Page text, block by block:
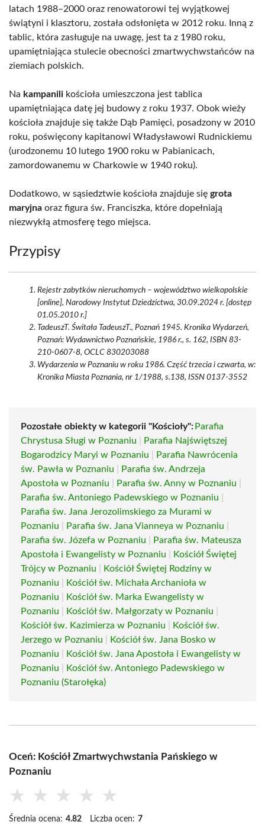
latach 1988–2000 oraz renowatorowi tej wyjątkowej
świątyni i klasztoru, została odsłonięta w 2012 roku. Inną z
tablic, która zasługuje na uwagę, jest ta z 1980 roku,
upamiętniająca stulecie obecności zmartwychwstańców na
ziemiach polskich.
Na kampanili kościoła umieszczona jest tablica
upamiętniająca datę jej budowy z roku 1937. Obok wieży
kościoła znajduje się także Dąb Pamięci, posadzony w 2010
roku, poświęcony kapitanowi Władysławowi Rudnickiemu
(urodzonemu 10 lutego 1900 roku w Pabianicach,
zamordowanemu w Charkowie w 1940 roku).
Dodatkowo, w sąsiedztwie kościoła znajduje się grota
maryjna oraz figura św. Franciszka, które dopełniają
niezwykłą atmosferę tego miejsca.
Przypisy
Rejestr zabytków nieruchomych – województwo wielkopolskie
[online], Narodowy Instytut Dziedzictwa, 30.09.2024 r. [dostęp
01.05.2010 r.]
TadeuszT. Świtała TadeuszT., Poznań 1945. Kronika Wydarzeń,
Poznań: Wydawnictwo Poznańskie, 1986 r., s. 162, ISBN 83-
210-0607-8, OCLC 830203088
Wydarzenia w Poznaniu w roku 1986. Część trzecia i czwarta, w:
Kronika Miasta Poznania, nr 1/1988, s.138, ISSN 0137-3552
Pozostałe obiekty w kategorii "Kościoły": Parafia
Chrystusa Sługi w Poznaniu
Parafia Najświętszej
Bogarodzicy Maryi w Poznaniu
Parafia Nawrócenia
św. Pawła w Poznaniu
Parafia św. Andrzeja
Apostoła w Poznaniu
Parafia św. Anny w Poznaniu
Parafia św. Antoniego Padewskiego w Poznaniu
Parafia św. Jana Jerozolimskiego za Murami w
Poznaniu
Parafia św. Jana Vianneya w Poznaniu
Parafia św. Józefa w Poznaniu
Parafia św. Mateusza
Apostoła i Ewangelisty w Poznaniu
Kościół Świętej
Trójcy w Poznaniu
Kościół Świętej Rodziny w
Poznaniu
Kościół św. Michała Archanioła w
Poznaniu
Kościół św. Marka Ewangelisty w
Poznaniu
Kościół św. Małgorzaty w Poznaniu
Kościół św. Kazimierza w Poznaniu
Kościół św.
Jerzego w Poznaniu
Kościół św. Jana Bosko w
Poznaniu
Kościół św. Jana Apostoła i Ewangelisty w
Poznaniu
Kościół św. Antoniego Padewskiego w
Poznaniu (Starołęka)
Oceń: Kościół Zmartwychwstania Pańskiego w
Poznaniu
★ ★ ★ ★ ★
Średnia ocena: 4.82 Liczba ocen: 7